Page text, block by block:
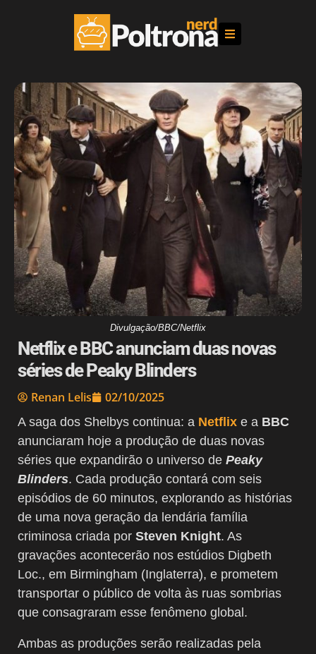
Divulgação/BBC/Netflix
Netflix e BBC anunciam duas novas
séries de Peaky Blinders
Renan Lelis 02/10/2025
A saga dos Shelbys continua: a Netflix e a BBC
anunciaram hoje a produção de duas novas
séries que expandirão o universo de Peaky
Blinders. Cada produção contará com seis
episódios de 60 minutos, explorando as histórias
de uma nova geração da lendária família
criminosa criada por Steven Knight. As
gravações acontecerão nos estúdios Digbeth
Loc., em Birmingham (Inglaterra), e prometem
transportar o público de volta às ruas sombrias
que consagraram esse fenômeno global.
Ambas as produções serão realizadas pela